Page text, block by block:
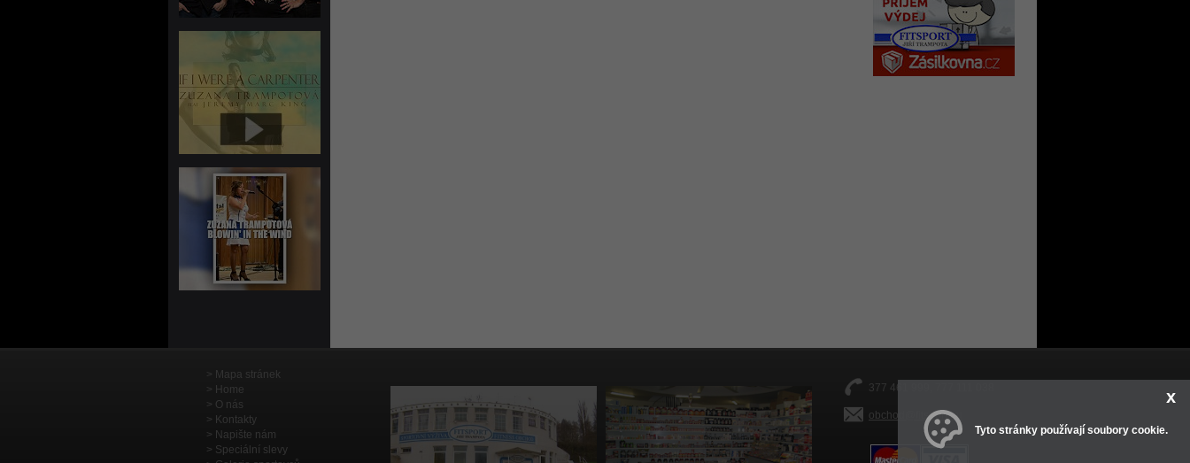
Mapa stránek
Home
O nás
Kontakty
Napište nám
Speciální slevy
377 461 999, 777 111 038
obchod@fitsport.eu
x
Tyto stránky používají soubory cookie.